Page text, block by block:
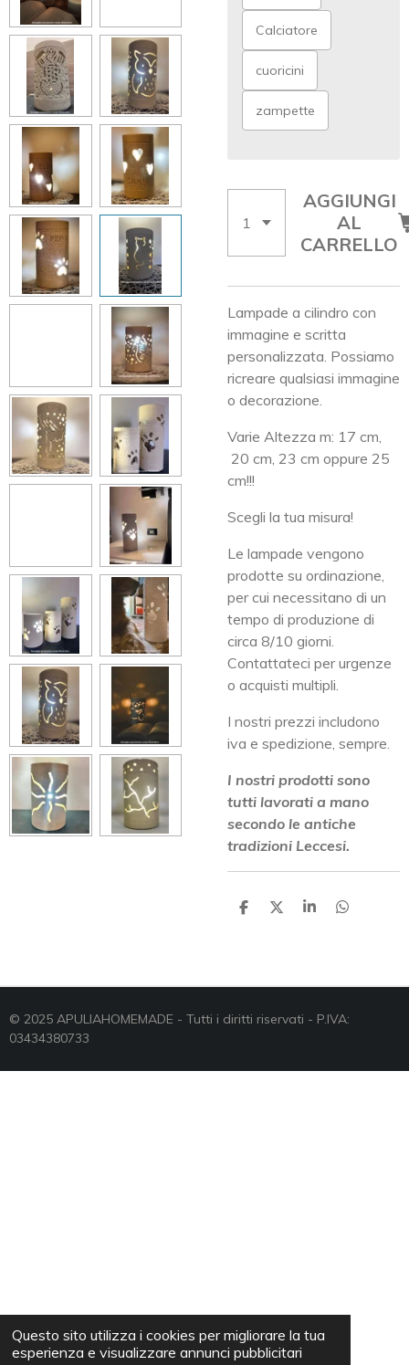
Questo sito utilizza i cookies per migliorare la tua
esperienza e visualizzare annunci pubblicitari
Calciatore
cuoricini
zampette
AGGIUNGI
AL
CARRELLO
Lampade a cilindro con
immagine e scritta
personalizzata. Possiamo
ricreare qualsiasi immagine
o decorazione.
Varie Altezza m: 17 cm,
20 cm, 23 cm oppure 25
cm!!!
Scegli la tua misura!
Le lampade vengono
prodotte su ordinazione,
per cui necessitano di un
tempo di produzione di
circa 8/10 giorni.
Contattateci per urgenze
o acquisti multipli.
I nostri prezzi includono
iva e spedizione, sempre.
I nostri prodotti sono
tutti lavorati a mano
secondo le antiche
tradizioni Leccesi.
C
V
D
C
V
D
C
V
D
C
V
D
© 2025 APULIAHOMEMADE - Tutti i diritti riservati - P.IVA:
03434380733